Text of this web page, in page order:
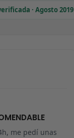
· Agosto 2019
me pedí unas